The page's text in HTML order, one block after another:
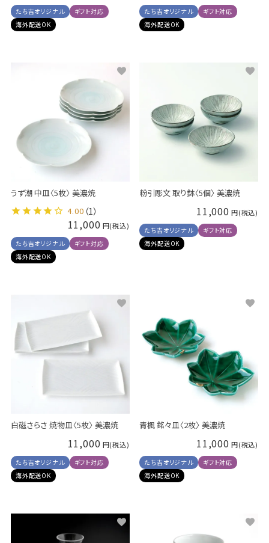
たち吉オリジナル
ギフト対応
海外配送OK
たち吉オリジナル
ギフト対応
海外配送OK
うず潮 中皿〈5枚〉 美濃焼
4.00 （1）
11,000
たち吉オリジナル
ギフト対応
海外配送OK
粉引彫文 取り鉢〈5個〉 美濃焼
11,000
たち吉オリジナル
ギフト対応
海外配送OK
白磁さらさ 焼物皿〈5枚〉 美濃焼
11,000
たち吉オリジナル
ギフト対応
海外配送OK
青楓 銘々皿〈2枚〉 美濃焼
11,000
たち吉オリジナル
ギフト対応
海外配送OK